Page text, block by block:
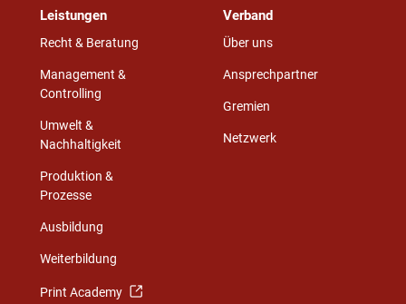
Leistungen
Recht & Beratung
Management &
Controlling
Umwelt &
Nachhaltigkeit
Produktion &
Prozesse
Ausbildung
Weiterbildung
Print Academy
Verband
Über uns
Ansprechpartner
Gremien
Netzwerk